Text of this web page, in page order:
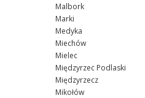
Malbork
Marki
Medyka
Miechów
Mielec
Międzyrzec Podlaski
Międzyrzecz
Mikołów